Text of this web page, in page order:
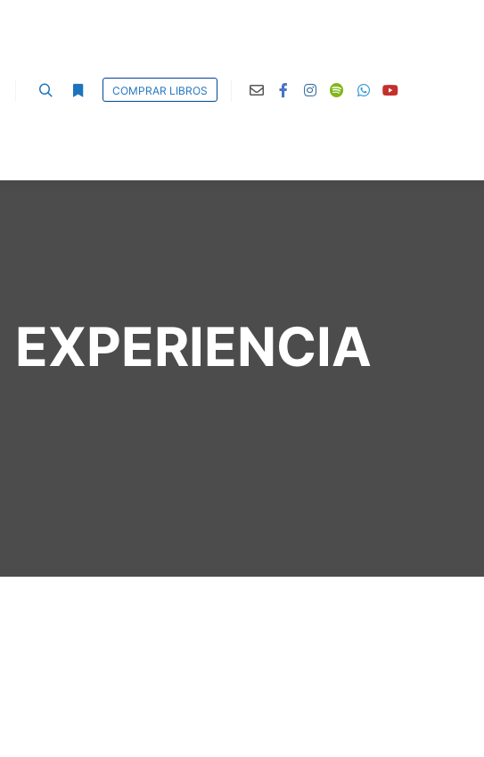
COMPRAR LIBROS
EXPERIENCIA